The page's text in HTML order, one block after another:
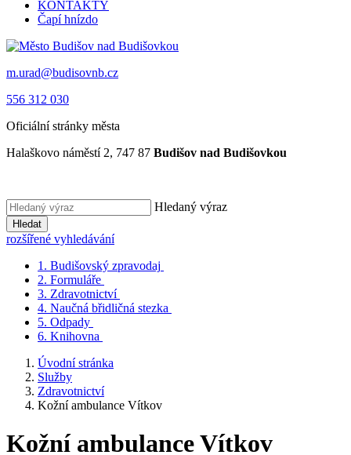
KONTAKTY
Čapí hnízdo
m.urad@budisovnb.cz
556 312 030
Oficiální stránky města
Halaškovo náměstí 2, 747 87 Budišov nad Budišovkou
Hledaný výraz
Hledat
rozšířené vyhledávání
1. Budišovský zpravodaj
2. Formuláře
3. Zdravotnictví
4. Naučná břidličná stezka
5. Odpady
6. Knihovna
Úvodní stránka
Služby
Zdravotnictví
Kožní ambulance Vítkov
Kožní ambulance Vítkov